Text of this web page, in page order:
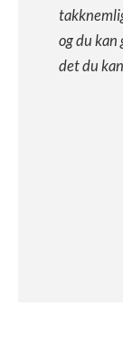
og du kan
det du